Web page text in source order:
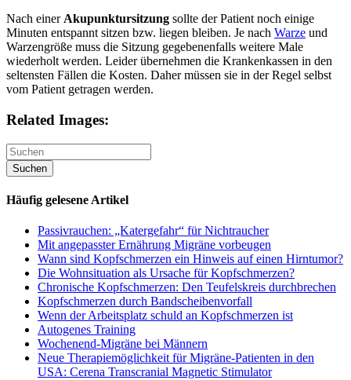
Nach einerAkupunktursitzung sollte der Patient noch einige
Minuten entspannt sitzen bzw. liegen bleiben. Je nach Warze und
Warzengröße muss die Sitzung gegebenenfalls weitere Male
wiederholt werden. Leider übernehmen die Krankenkassen in den
seltensten Fällen die Kosten. Daher müssen sie in der Regel selbst
vom Patient getragen werden.
Related Images:
Häufig gelesene Artikel
Passivrauchen: „Katergefahr“ für Nichtraucher
Mit angepasster Ernährung Migräne vorbeugen
Wann sind Kopfschmerzen ein Hinweis auf einen Hirntumor?
Die Wohnsituation als Ursache für Kopfschmerzen?
Chronische Kopfschmerzen: Den Teufelskreis durchbrechen
Kopfschmerzen durch Bandscheibenvorfall
Wenn der Arbeitsplatz schuld an Kopfschmerzen ist
Autogenes Training
Wochenend-Migräne bei Männern
Neue Therapiemöglichkeit für Migräne-Patienten in den
USA: Cerena Transcranial Magnetic Stimulator